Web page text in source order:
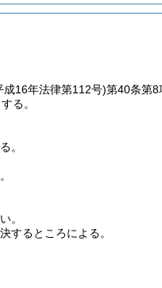
成16年法律第112号)第40条第8
る。
。
。
するところによる。